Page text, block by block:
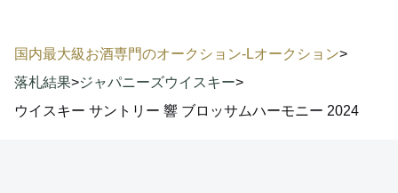
国内最大級お酒専門のオークション-Lオークション>
落札結果>ジャパニーズウイスキー>
ウイスキー サントリー 響 ブロッサムハーモニー 2024